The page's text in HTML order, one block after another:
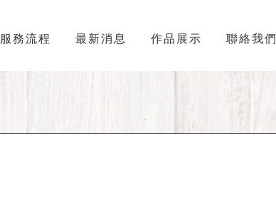
服務流程 最新消息 作品展示 聯絡我們